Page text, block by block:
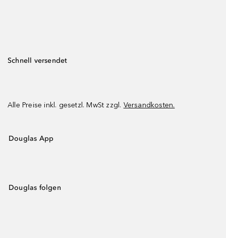
Schnell versendet
Alle Preise inkl. gesetzl. MwSt zzgl. Versandkosten.
Douglas App
Douglas folgen